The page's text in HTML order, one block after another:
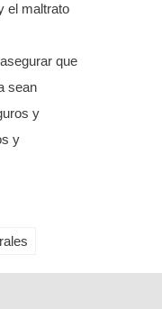
el maltrato
que
sean
y
y